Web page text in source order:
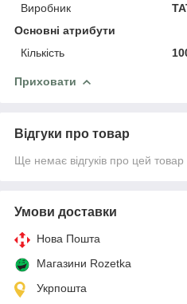
Виробник
Основні атрибути
Кількість
Приховати
Відгуки про товар
Ще немає відгуків про цей товар
Умови доставки
Нова Пошта
Магазини Rozetka
Укрпошта